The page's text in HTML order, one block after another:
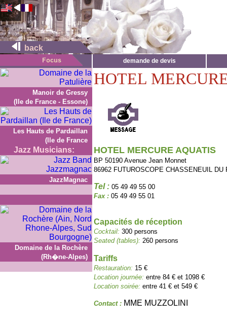
back
demande de devis
Manoir de Gressy
(Ile de France - Essone)
Les Hauts de Pardaillan
(Ile de France
Jazz Musicians:
JazzMagnac
Domaine de la Rochère
(Rh�ne-Alpes)
HOTEL
HOTEL MERCURE AQUATIS
BP 50190 Avenue Jean Monnet
86962 FUTUROSCOPE CHASSENEUIL DU
Tel : 05 49 49 55 00
Fax : 05 49 49 55 01
Capacités de réception
Cocktail: 300 persons
Seated (tables): 260 persons
Tariffs
Restauration: 15 €
Location journée: entre 84 € et 1098 €
Location soirée: entre 41 € et 549 €
Contact : MME MUZZOLINI